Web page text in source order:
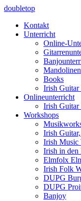
doubletop
Kontakt
Unterricht
Online-
Books
Irish Guitar
Onlineunterricht
Irish Guitar
Workshops
Irish
Irish Music
Irish in den
Elmfolx
Irish Folk
DUPG
DUPG
Banjoy